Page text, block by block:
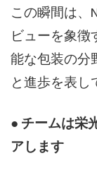
この瞬間は、
ビューを象徴
能な包装の分
と進歩を表し
● チームは栄
アします